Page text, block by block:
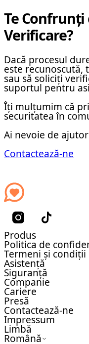
Te Confrunți
Verificare?
Dacă procesul
este recunoscută,
sau să soliciți
suportul pentru
Îți mulțumim că
securitatea în
Ai nevoie de
Contactează-ne
Produs
Politica de
Termeni și condiții
Asistență
Siguranță
Companie
Cariere
Presă
Contactează-ne
Impressum
Limbă
Română